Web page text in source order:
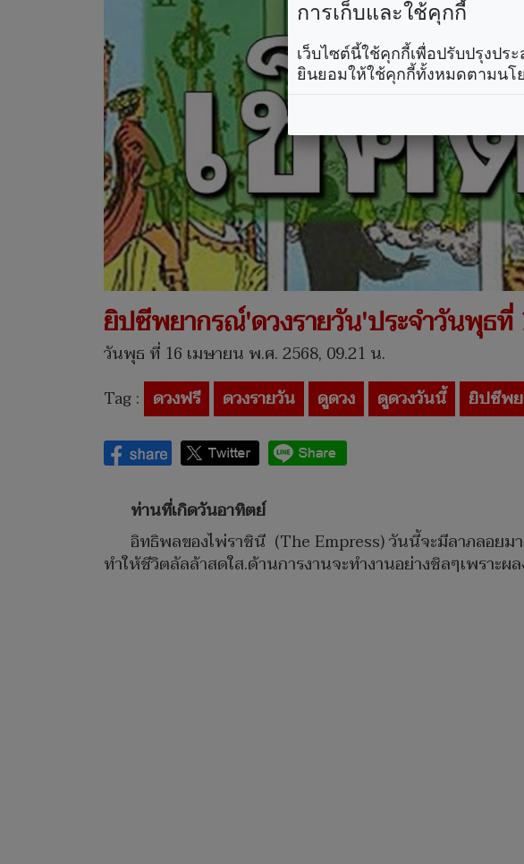
ยิปซีพยากรณ์'ดวงรายวัน'ประจำวันพุธที่
วันพุธ ที่ 16 เมษายน พ.ศ. 2568, 09.21 น.
Tag : ดวงฟรี ดวงรายวัน ดูดวง ดูดวงวันนี้ ยิปซีพ
ท่านที่เกิดวันอาทิตย์
อิทธิพลของไพ่ราชินี​ (The Empress) วันนี้จะมีลาภลอยม
ทำให้ชีวิตลัลล้าสดใส.ด้านการงานจะทำงานอย่างชิลๆเพราะผ
การเก็บและใช้คุกกี้
เว็บไซต์นี้ใช้คุกกี้เพื่อปรับปรุงปร
ยินยอมให้ใช้คุกกี้ทั้งหมดตามนโ